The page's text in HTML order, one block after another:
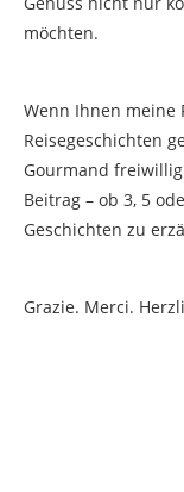
möchten.
Wenn Ihnen meine
Reisegeschichten
Gourmand
Beitrag – ob 3, 5
Geschichten zu
Grazie. Merci.